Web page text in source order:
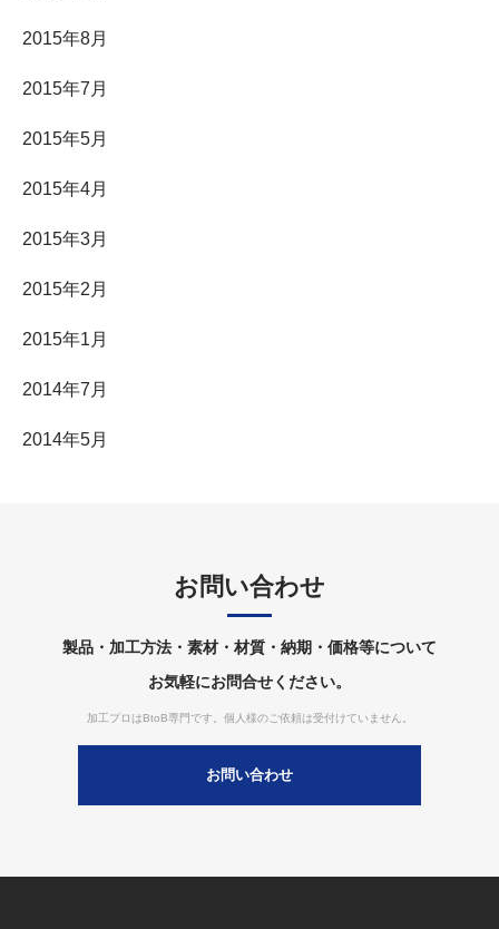
2015年8月
2015年7月
2015年5月
2015年4月
2015年3月
2015年2月
2015年1月
2014年7月
2014年5月
お問い合わせ
製品・加工方法・素材・材質・納期・価格等について
お気軽にお問合せください。
加工プロはBtoB専門です。個人様のご依頼は受付けていません。
お問い合わせ